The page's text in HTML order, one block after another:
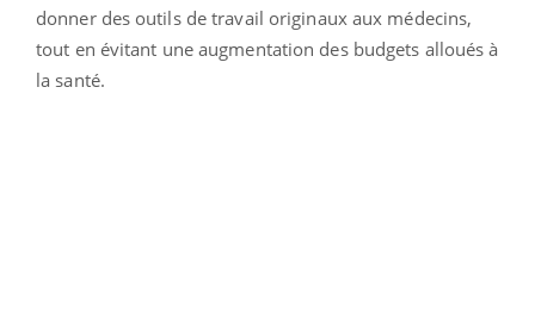
donner des outils de travail originaux aux médecins,
tout en évitant une augmentation des budgets alloués à
la santé.